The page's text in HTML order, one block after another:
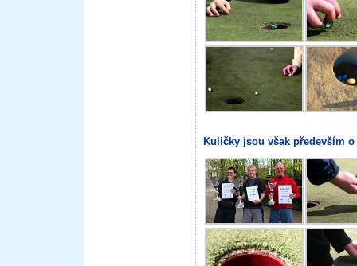
Kuličky jsou však především